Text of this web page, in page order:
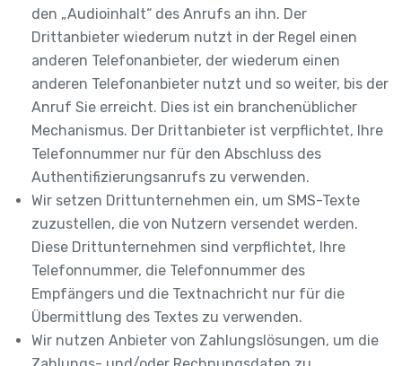
den „Audioinhalt“ des Anrufs an ihn. Der
Drittanbieter wiederum nutzt in der Regel einen
anderen Telefonanbieter, der wiederum einen
anderen Telefonanbieter nutzt und so weiter, bis der
Anruf Sie erreicht. Dies ist ein branchenüblicher
Mechanismus. Der Drittanbieter ist verpflichtet, Ihre
Telefonnummer nur für den Abschluss des
Authentifizierungsanrufs zu verwenden.
Wir setzen Drittunternehmen ein, um SMS-Texte
zuzustellen, die von Nutzern versendet werden.
Diese Drittunternehmen sind verpflichtet, Ihre
Telefonnummer, die Telefonnummer des
Empfängers und die Textnachricht nur für die
Übermittlung des Textes zu verwenden.
Wir nutzen Anbieter von Zahlungslösungen, um die